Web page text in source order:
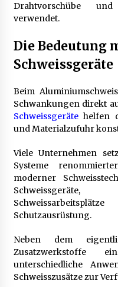
Drahtvorschübe
verwendet.
Die Bedeutung
Schweissgeräte
Beim
Schwankungen direkt
Schweissgerätehelfen
und Materialzufuhr
Viele Unternehmen
Systeme
moderner
Schweissgeräte,
Schutzausrüstung.
Neben dem
Zusatzwerkstoffe
unterschiedliche
Schweisszusätze zur